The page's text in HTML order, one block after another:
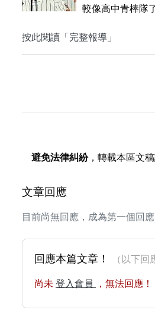
較像高中青棒隊
按此閱讀「完整報導」
避免法律糾紛，轉載本區文
文章回應
目前尚無回應，成為第一個回應
回應本篇文章！ （以下
尚未 登入會員 ，無法回應！